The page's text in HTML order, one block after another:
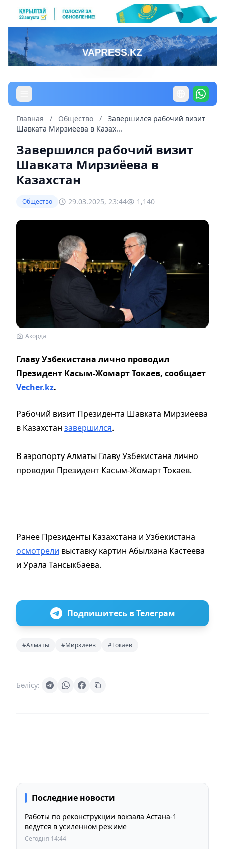
Главная / Общество /
Завершился рабочий визит
Шавката Мирзиёева в Казах...
Завершился рабочий визит
Шавката Мирзиёева в
Казахстан
Общество 29.03.2025, 23:44 1,140
Акорда
Главу Узбекистана лично проводил
Президент Касым-Жомарт Токаев, сообщает
Vecher.kz.
Рабочий визит Президента Шавката Мирзиёева
в Казахстан завершился.
В аэропорту Алматы Главу Узбекистана лично
проводил Президент Касым-Жомарт Токаев.
Ранее Президенты Казахстана и Узбекистана
осмотрели выставку картин Абылхана Кастеева
и Урала Тансыкбаева.
Подпишитесь в Телеграм
#Алматы #Мирзиёев #Токаев
Бөлісу:
Последние новости
Работы по реконструкции вокзала Астана-1
ведутся в усиленном режиме
Сегодня 14:44